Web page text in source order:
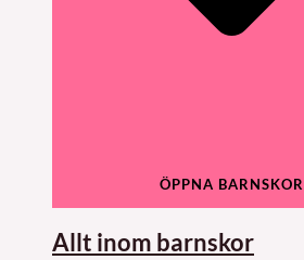
ÖPPNA BARNSKOR
Allt inom barnskor